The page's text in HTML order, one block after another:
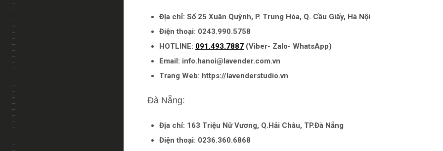
Địa chỉ: Số 25 Xuân Quỳnh, P. Trung Hòa, Q. Cầu Giấy, Hà Nội
Điện thoại: 0243.990.5758
HOTLINE: 091.493.7887(Viber- Zalo- WhatsApp)
Email: info.hanoi@lavender.com.vn
Trang Web: https://lavenderstudio.vn
Đà Nẵng:
Địa chỉ: 163 Triệu Nữ Vương, Q.Hải Châu, TP.Đà Nẵng
Điện thoại: 0236.360.6868